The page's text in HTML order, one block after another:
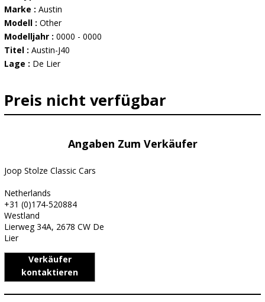
Marke : Austin
Modell : Other
Modelljahr : 0000 - 0000
Titel : Austin-J40
Lage : De Lier
Preis nicht verfügbar
Angaben Zum Verkäufer
Joop Stolze Classic Cars
Netherlands
+31 (0)174-520884
Westland
Lierweg 34A, 2678 CW De
Lier
Verkäufer
kontaktieren